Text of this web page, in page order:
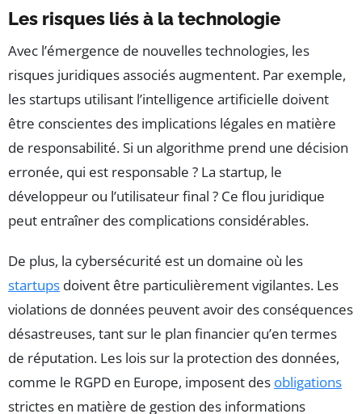
Les risques liés à la technologie
Avec l’émergence de nouvelles technologies, les
risques juridiques associés augmentent. Par exemple,
les startups utilisant l’intelligence artificielle doivent
être conscientes des implications légales en matière
de responsabilité. Si un algorithme prend une décision
erronée, qui est responsable ? La startup, le
développeur ou l’utilisateur final ? Ce flou juridique
peut entraîner des complications considérables.
De plus, la cybersécurité est un domaine où les
startups doivent être particulièrement vigilantes. Les
violations de données peuvent avoir des conséquences
désastreuses, tant sur le plan financier qu’en termes
de réputation. Les lois sur la protection des données,
comme le RGPD en Europe, imposent des obligations
strictes en matière de gestion des informations